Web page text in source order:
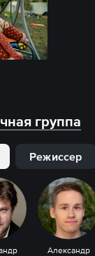
группа
Режиссер
Александр